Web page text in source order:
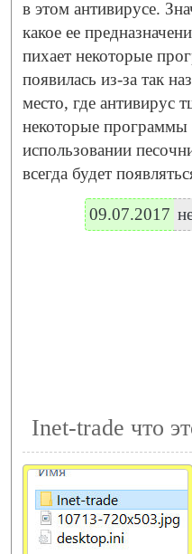
в этом антивирусе.
какое ее
пихает некоторые
появилась из-за так
место, где антивирус
некоторые
использовании
всегда будет
09.07.2017
Inet-trade что